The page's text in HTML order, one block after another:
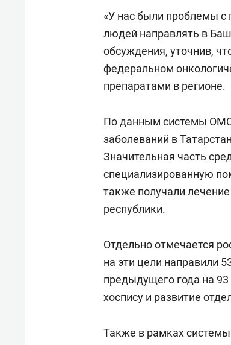
«У нас были проблемы
людей направлять в
обсуждения, уточнив,
федеральном
препаратами в регионе.
По данным системы
заболеваний в
Значительная часть
специализированную
также получали
республики.
Отдельно отмечается
на эти цели направили
предыдущего года на
хоспису и развитие
Также в рамках